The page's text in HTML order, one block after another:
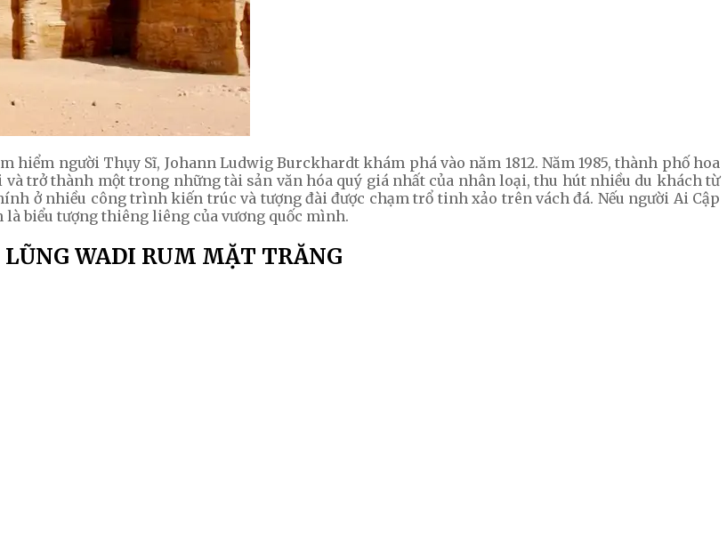
người Thụy Sĩ, Johann Ludwig Burckhardt khám phá vào năm 1812. Năm 1985, thành phố hoa
và trở thành một trong những tài sản văn hóa quý giá nhất của nhân loại, thu hút nhiều du khách từ
ở nhiều công trình kiến trúc và tượng đài được chạm trổ tinh xảo trên vách đá. Nếu người Ai Cập
biểu tượng thiêng liêng của vương quốc mình.
WADI RUM MẶT TRĂNG